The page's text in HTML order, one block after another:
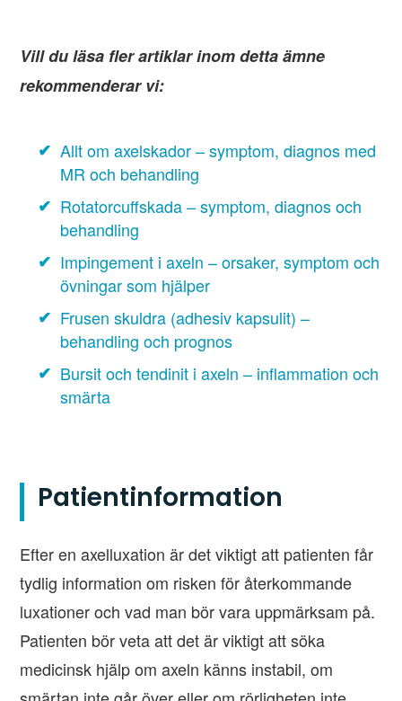
Vill du läsa fler artiklar inom detta ämne
rekommenderar vi:
Allt om axelskador – symptom, diagnos med
MR och behandling
Rotatorcuffskada – symptom, diagnos och
behandling
Impingement i axeln – orsaker, symptom och
övningar som hjälper
Frusen skuldra (adhesiv kapsulit) –
behandling och prognos
Bursit och tendinit i axeln – inflammation och
smärta
Patientinformation
Efter en axelluxation är det viktigt att patienten får
tydlig information om risken för återkommande
luxationer och vad man bör vara uppmärksam på.
Patienten bör veta att det är viktigt att söka
medicinsk hjälp om axeln känns instabil, om